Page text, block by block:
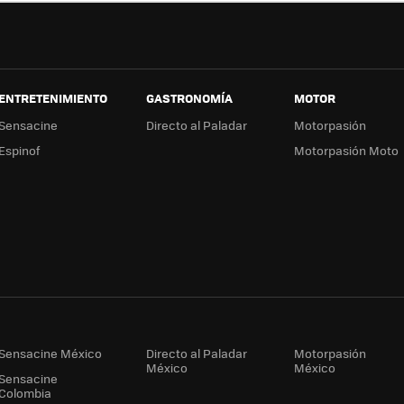
GASTRONOMÍA
Directo al Paladar
MOTOR
Motorpasión
Motorpasión Moto
México
Directo al Paladar
México
Motorpasión
México